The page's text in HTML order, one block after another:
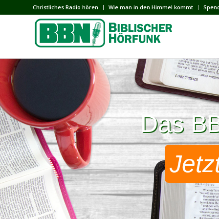
Сhristliches Radio hören Wie man in den Himmel kommt
Das
Das